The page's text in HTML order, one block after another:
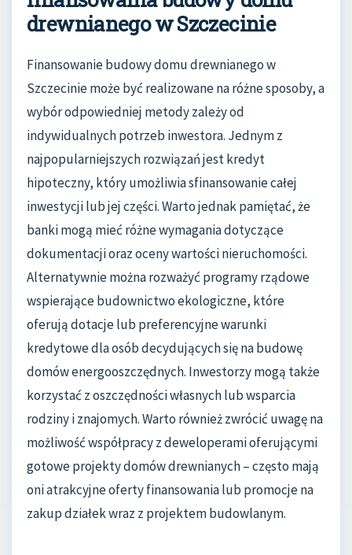
drewnianego w Szczecinie
Finansowanie budowy domu drewnianego w
Szczecinie może być realizowane na różne sposoby, a
wybór odpowiedniej metody zależy od
indywidualnych potrzeb inwestora. Jednym z
najpopularniejszych rozwiązań jest kredyt
hipoteczny, który umożliwia sfinansowanie całej
inwestycji lub jej części. Warto jednak pamiętać, że
banki mogą mieć różne wymagania dotyczące
dokumentacji oraz oceny wartości nieruchomości.
Alternatywnie można rozważyć programy rządowe
wspierające budownictwo ekologiczne, które
oferują dotacje lub preferencyjne warunki
kredytowe dla osób decydujących się na budowę
domów energooszczędnych. Inwestorzy mogą także
korzystać z oszczędności własnych lub wsparcia
rodziny i znajomych. Warto również zwrócić uwagę na
możliwość współpracy z deweloperami oferującymi
gotowe projekty domów drewnianych – często mają
oni atrakcyjne oferty finansowania lub promocje na
zakup działek wraz z projektem budowlanym.